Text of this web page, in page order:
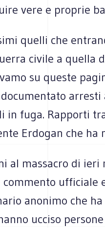
vere e proprie
quelli che
civile a quella
su queste
documentato
in fuga. Rapporti
Erdogan che ha
al massacro di
commento ufficiale
anonimo che
ucciso